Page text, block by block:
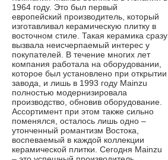
1964 году. Это был первый
европейский производитель, который
изготавливал керамическую плитку в
восточном стиле. Такая керамика сразу
вызвала неисчерпаемый интерес у
покупателей. В течение многих лет
компания работала на оборудовании,
которое был установлено при открытии
завода, и лишь в 1993 году Mainzu
полностью модернизировала
производство, обновив оборудование.
Ассортимент при этом также сильно
поменялся, осталось лишь одно –
утонченный романтизм Востока,
воспеваемый в каждой коллекции
керамической плитки. Сегодня Mainzu